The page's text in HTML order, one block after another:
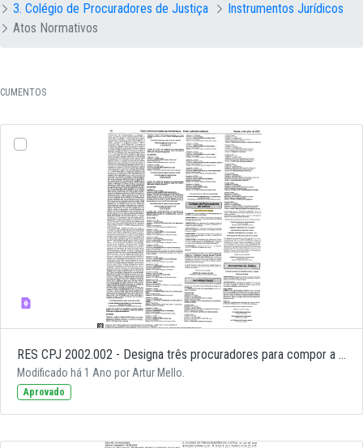
3. Colégio de Procuradores de Justiça
Instrumentos Jurídicos
Atos Normativos
RES CPJ 2002.002 - Designa três procuradores para compor a comissão de acompanhamento orçamentário
Modificado há 1 Ano por Artur Mello.
Aprovado